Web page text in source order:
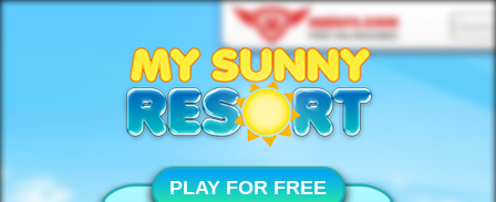
PLAY FOR FREE